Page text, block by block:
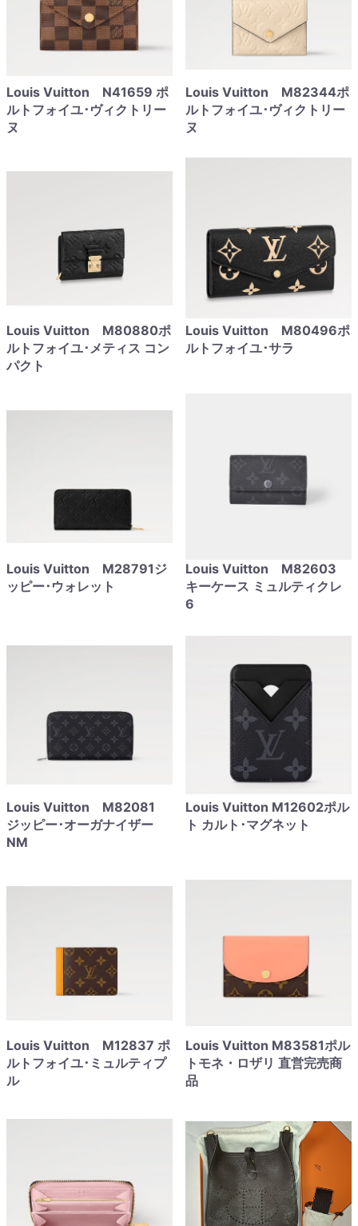
Louis Vuitton N41659 ポ
ルトフォイユ･ヴィクトリー
ヌ
Louis Vuitton M82344ポ
ルトフォイユ･ヴィクトリー
ヌ
Louis Vuitton M80880ポ
ルトフォイユ･メティス コン
パクト
Louis Vuitton M80496ポ
ルトフォイユ･サラ
Louis Vuitton M28791ジ
ッピー･ウォレット
Louis Vuitton M82603
キーケース ミュルティクレ
6
Louis Vuitton M82081
ジッピー･オーガナイザー
NM
Louis Vuitton M12602ポル
ト カルト･マグネット
Louis Vuitton M12837 ポ
ルトフォイユ･ミュルティプ
ル
Louis Vuitton M83581ポル
トモネ・ロザリ 直営完売商
品